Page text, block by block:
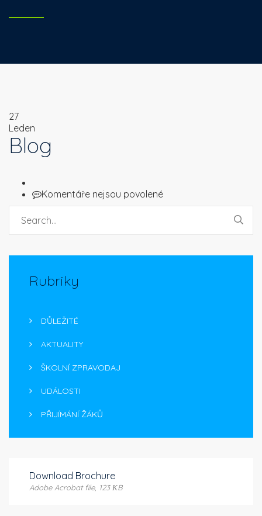
27
Leden
Blog
Komentáře nejsou povolenéu
textu
Rubriky
DŮLEŽITÉ
AKTUALITY
ŠKOLNÍ ZPRAVODAJ
UDÁLOSTI
PŘIJÍMÁNÍ ŽÁKŮ
Download Brochure
Adobe Acrobat file, 123 КB